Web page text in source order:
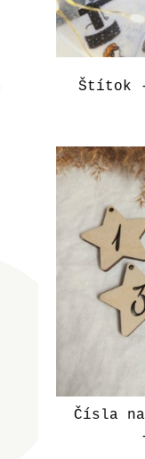
Štítok -
Čísla